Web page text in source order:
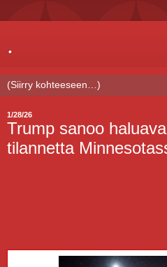
.
1/28/26
Trump sanoo
tilannetta